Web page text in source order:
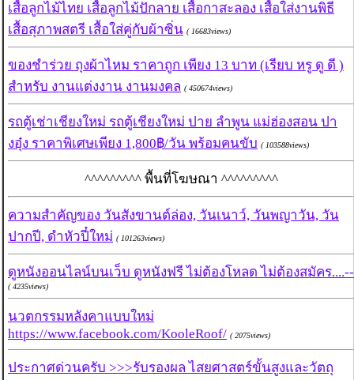
เสื้อลูกไม้ไทย เสื้อลูกไม้ปักลาย เสื้อกาสะลอง เสื้อใส่งานพิธี
เสื้อสุภาพสตรี เสื้อใส่คู่กับผ้าซิ่น ( 16683views)
ของชำร่วย ถุงผ้าไหม ราคาถูก เพียง 13 บาท (เรียบ หรู ดู ดี )
สำหรับ งานแต่งงาน งานมงคล ( 450674views)
รถตู้เช่าเชียงใหม่ รถตู้เชียงใหม่ ปาย ลำพูน แม่ฮ่องสอน ปา
งอุ๋ง ราคาพิเศษเพียง 1,800฿/วัน พร้อมคนขับ ( 103588views)
^^^^^^^^^ พื้นที่โฆษณา ^^^^^^^^^
ความสำคัญของ วันสังขานต์ล่อง, วันเนาว์, วันพญาวัน, วัน
ปากปี, ดำหัวปี๋ใหม่ ( 101263views)
ดูหนังออนไลน์บนเว็บ ดูหนังฟรี ไม่ต้องโหลด ไม่ต้องสมัคร....--
( 4235views)
นวตกรรมหลังคาแบบใหม่
https://www.facebook.com/KooleRoof/ ( 2075views)
ประกาศด่วนครับ >>>รับรองผล ไสยศาสตร์ขั้นสูงและวัตถุ